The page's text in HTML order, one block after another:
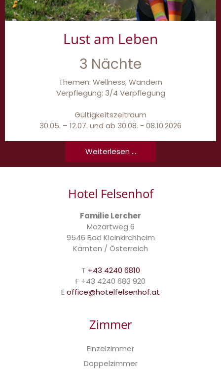
Lust am Leben
3 Nächte
Themen: Wellness, Wandern
Verpflegung: 3/4 Verpflegung
Gültigkeitszeitraum
30.05. – 12.07. und ab 30.08. - 08.10.2026
Weiterlesen ...
Hotel Felsenhof
Familie Lercher
Mozartweg 6
9546 Bad Kleinkirchheim
Kärnten / Österreich
T +43 4240 6810
F +43 4240 683 920
Eoffice@hotelfelsenhof.at
Zimmer
Einzelzimmer
Doppelzimmer